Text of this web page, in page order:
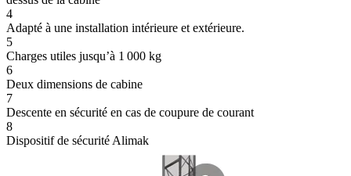
4
Adapté à une installation intérieure et extérieure.
5
Charges utiles jusqu’à 1 000 kg
6
Deux dimensions de cabine
7
Descente en sécurité en cas de coupure de courant
8
Dispositif de sécurité Alimak